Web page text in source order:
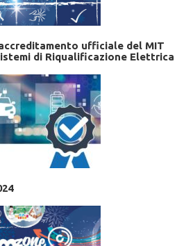
ufficiale del MIT
di Riqualificazione Elettrica